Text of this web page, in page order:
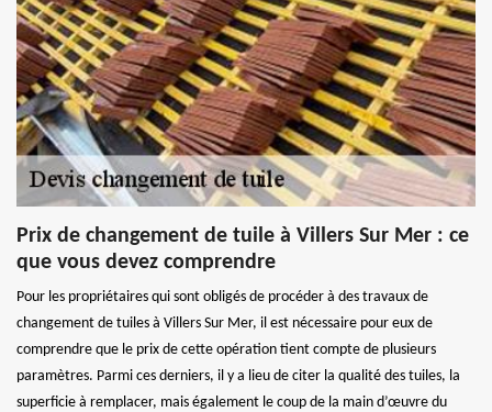
Prix de changement de tuile à Villers Sur Mer : ce
que vous devez comprendre
Pour les propriétaires qui sont obligés de procéder à des travaux de
changement de tuiles à Villers Sur Mer, il est nécessaire pour eux de
comprendre que le prix de cette opération tient compte de plusieurs
paramètres. Parmi ces derniers, il y a lieu de citer la qualité des tuiles, la
superficie à remplacer, mais également le coup de la main d’œuvre du